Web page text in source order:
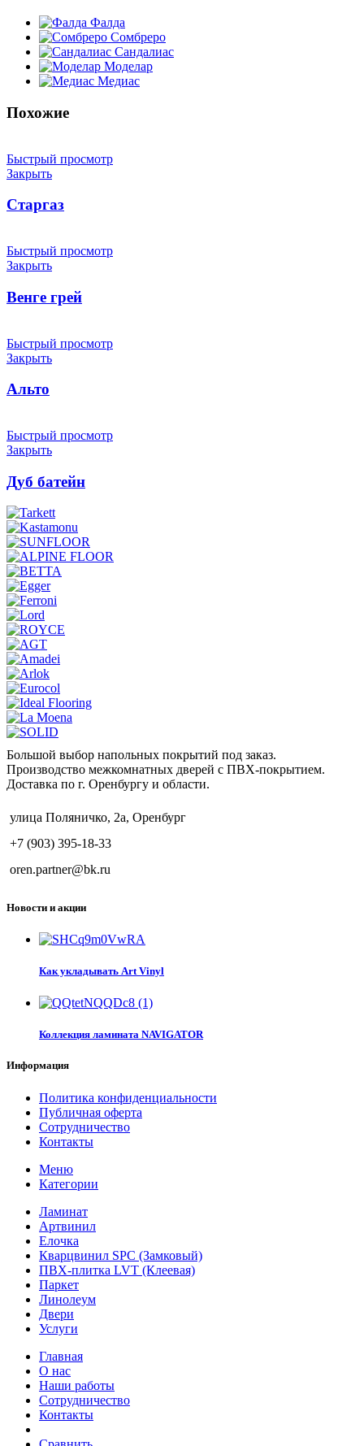
Фалда
Сомбреро
Сандалиас
Моделар
Медиас
Похожие
Быстрый просмотр
Закрыть
Старгаз
Быстрый просмотр
Закрыть
Венге грей
Быстрый просмотр
Закрыть
Альто
Быстрый просмотр
Закрыть
Дуб батейн
Большой выбор напольных покрытий под заказ.
Производство межкомнатных дверей с ПВХ-покрытием.
Доставка по г. Оренбургу и области.
улица Поляничко, 2а, Оренбург
+7 (903) 395-18-33
oren.partner@bk.ru
Новости и акции
Как укладывать Art Vinyl
Коллекция ламината NAVIGATOR
Информация
Политика конфиденциальности
Публичная оферта
Сотрудничество
Контакты
Меню
Категории
Ламинат
Артвинил
Елочка
Кварцвинил SPC (Замковый)
ПВХ-плитка LVT (Клеевая)
Паркет
Линолеум
Двери
Услуги
Главная
О нас
Наши работы
Сотрудничество
Контакты